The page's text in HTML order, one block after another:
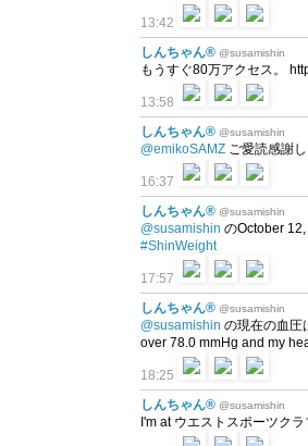
13:42
しんちゃん® @susamishin
もうすぐ80万アクセス。
13:58
しんちゃん® @susamishin
@emikoSAMZ ご愛読感謝
16:37
しんちゃん® @susamishin
@susamishin のOctober
#ShinWeight
17:57
しんちゃん® @susamishin
@susamishin の現在の血圧
over 78.0 mmHg and my
18:25
しんちゃん® @susamishin
I'm at ウエストスポーツク